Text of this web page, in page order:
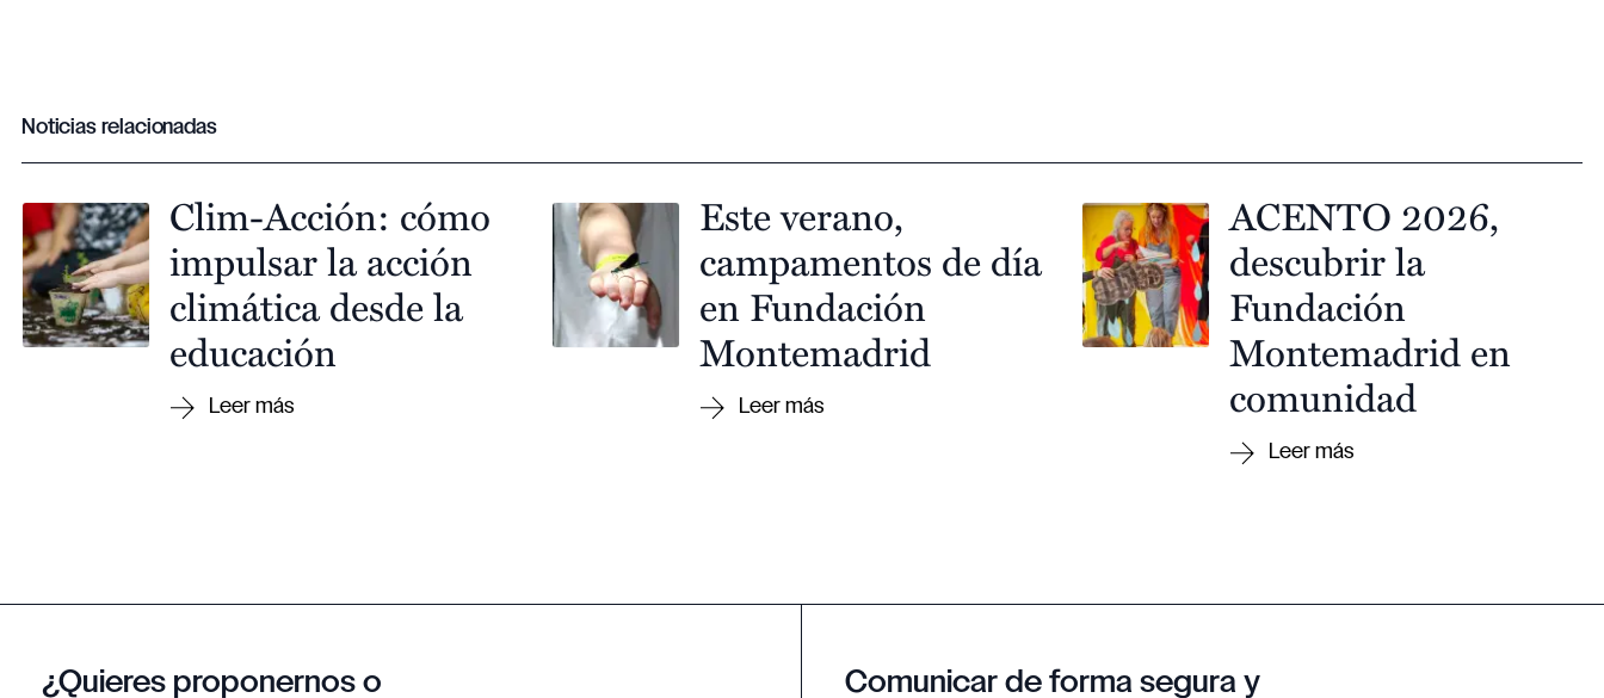
Noticias relacionadas
Clim-Acción: cómo
impulsar la acción
climática desde la
educación
Este verano,
campamentos de día
en Fundación
Montemadrid
ACENTO 2026,
descubrir la
Fundación
Montemadrid en
comunidad
¿Quieres proponernos o
Comunicar de forma segura y